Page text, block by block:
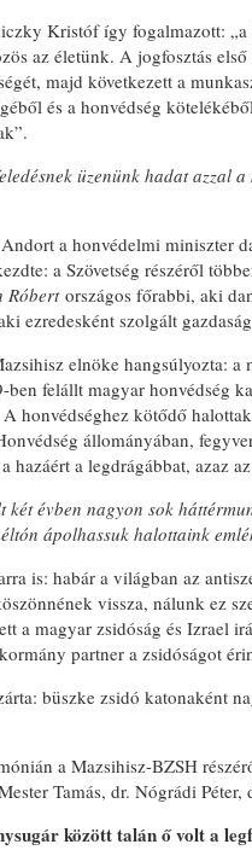
Kristóf így fogalmazott:
az életünk. A jogfosztás
majd következett a
és a honvédség
üzenünk hadat azzal
a honvédelmi miniszter
a Szövetség részéről
Róbertországos főrabbi, aki
ezredesként szolgált
elnöke hangsúlyozta:
felállt magyar honvédség
A honvédséghez kötődő
állományában,
hazáért a legdrágábbat, azaz
két évben nagyon sok
ápolhassuk halottaink
is: habár a világban az
vissza, nálunk ez
a magyar zsidóság és Izrael
partner a zsidóságot
büszke zsidó katonaként
a Mazsihisz-BZSH
Tamás, dr. Nógrádi Péter,
között talán ő volt a